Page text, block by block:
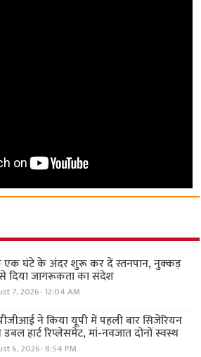
एक घंटे के अंदर शुरू कर दें स्तनपान, नुक्कड़
दिया जागरूकता का संदेश
7, 2026- 12:04 AM
ने किया यूपी में पहली बार सिजेरियन
हार्ट रिप्लेसमेंट, मां-नवजात दोनों स्वस्थ
6, 2026- 8:54 PM